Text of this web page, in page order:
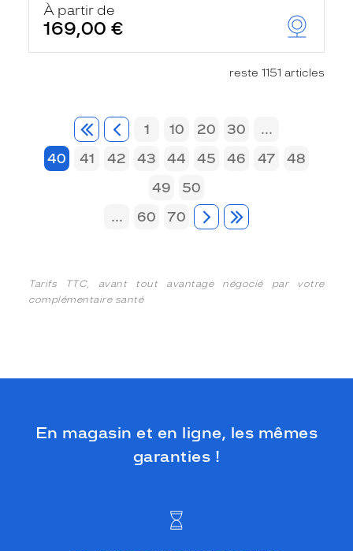
À partir de
169,00 €
reste 1151 articles
1 10 20 30
...
40
41 42 43 44 45 46 47
48
49
50
...
60 70
Tarifs TTC, avant tout avantage négocié par votre
complémentaire santé
En magasin et en ligne, les mêmes
garanties !